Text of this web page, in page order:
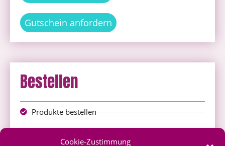
Cookie-Zustimmung
Gutschein anfordern
Bestellen
Produkte bestellen